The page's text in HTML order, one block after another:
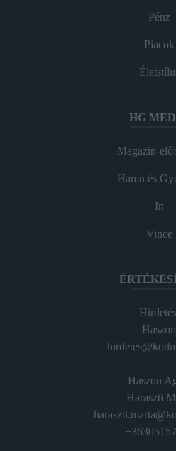
Pénz
Piacok
HG
Magazin-
Hamu és
In
Vince
Haszon
Haszon
Haraszti